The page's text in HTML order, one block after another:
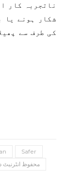
ناتجربہ کار
شکار ہونے یا
کی طرف سے
Safer
محفوظ انٹرنیٹ